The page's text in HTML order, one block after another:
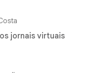
jornais virtuais